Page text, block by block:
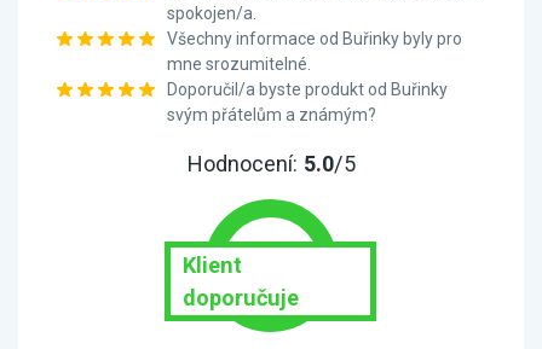
spokojen/a.
Všechny informace od Buřinky byly pro
mne srozumitelné.
Doporučil/a byste produkt od Buřinky
svým přátelům a známým?
Hodnocení: 5.0/5
Klient
doporučuje